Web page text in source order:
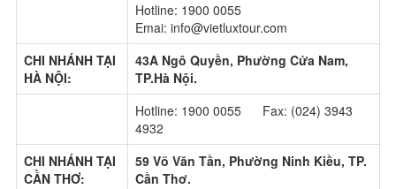
Hotline: 1900 0055
Emai: info@vietluxtour.com
CHI NHÁNH TẠI
HÀ NỘI:
43A Ngô Quyền, Phường Cửa Nam,
TP.Hà Nội.
Hotline: 1900 0055 Fax: (024) 3943
4932
CHI NHÁNH TẠI
CẦN THƠ:
59 Võ Văn Tần, Phường Ninh Kiều, TP.
Cần Thơ.